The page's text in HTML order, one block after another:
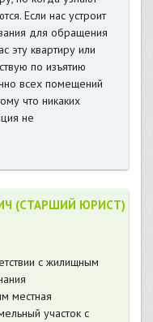
Если нас устроит
для обращения
эту квартиру или
по изъятию
всех помещений
что никаких
не
(СТАРШИЙ ЮРИСТ)
с жилищным
местная
участок с